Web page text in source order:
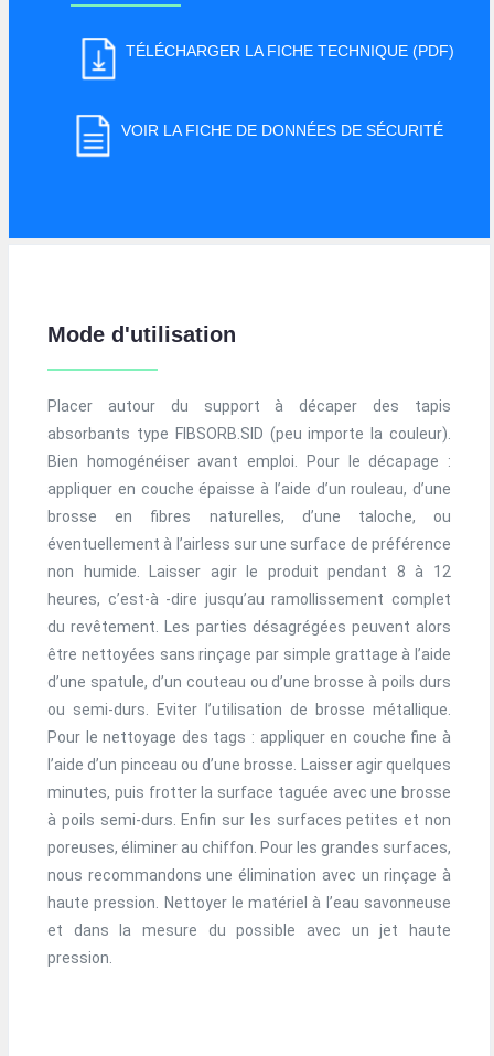
TÉLÉCHARGER LA FICHE TECHNIQUE (PDF)
VOIR LA FICHE DE DONNÉES DE SÉCURITÉ
Mode d'utilisation
Placer autour du support à décaper des tapis
absorbants type FIBSORB.SID (peu importe la couleur).
Bien homogénéiser avant emploi. Pour le décapage :
appliquer en couche épaisse à l’aide d’un rouleau, d’une
brosse en fibres naturelles, d’une taloche, ou
éventuellement à l’airless sur une surface de préférence
non humide. Laisser agir le produit pendant 8 à 12
heures, c’est-à -dire jusqu’au ramollissement complet
du revêtement. Les parties désagrégées peuvent alors
être nettoyées sans rinçage par simple grattage à l’aide
d’une spatule, d’un couteau ou d’une brosse à poils durs
ou semi-durs. Eviter l’utilisation de brosse métallique.
Pour le nettoyage des tags : appliquer en couche fine à
l’aide d’un pinceau ou d’une brosse. Laisser agir quelques
minutes, puis frotter la surface taguée avec une brosse
à poils semi-durs. Enfin sur les surfaces petites et non
poreuses, éliminer au chiffon. Pour les grandes surfaces,
nous recommandons une élimination avec un rinçage à
haute pression. Nettoyer le matériel à l’eau savonneuse
et dans la mesure du possible avec un jet haute
pression.